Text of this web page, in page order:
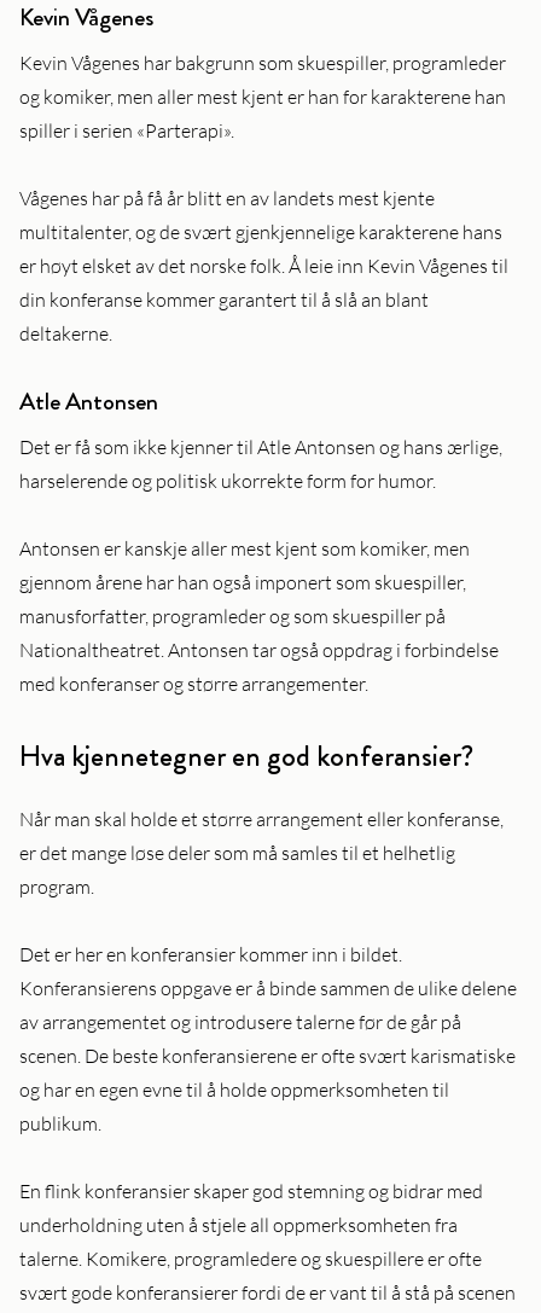
Kevin Vågenes
Kevin Vågenes har bakgrunn som skuespiller, programleder
og komiker, men aller mest kjent er han for karakterene han
spiller i serien «Parterapi».
Vågenes har på få år blitt en av landets mest kjente
multitalenter, og de svært gjenkjennelige karakterene hans
er høyt elsket av det norske folk. Å leie inn Kevin Vågenes til
din konferanse kommer garantert til å slå an blant
deltakerne.
Atle Antonsen
Det er få som ikke kjenner til Atle Antonsen og hans ærlige,
harselerende og politisk ukorrekte form for humor.
Antonsen er kanskje aller mest kjent som komiker, men
gjennom årene har han også imponert som skuespiller,
manusforfatter, programleder og som skuespiller på
Nationaltheatret. Antonsen tar også oppdrag i forbindelse
med konferanser og større arrangementer.
Hva kjennetegner en god konferansier?
Når man skal holde et større arrangement eller konferanse,
er det mange løse deler som må samles til et helhetlig
program.
Det er her en konferansier kommer inn i bildet.
Konferansierens oppgave er å binde sammen de ulike delene
av arrangementet og introdusere talerne før de går på
scenen. De beste konferansierene er ofte svært karismatiske
og har en egen evne til å holde oppmerksomheten til
publikum.
En flink konferansier skaper god stemning og bidrar med
underholdning uten å stjele all oppmerksomheten fra
talerne. Komikere, programledere og skuespillere er ofte
svært gode konferansierer fordi de er vant til å stå på scenen